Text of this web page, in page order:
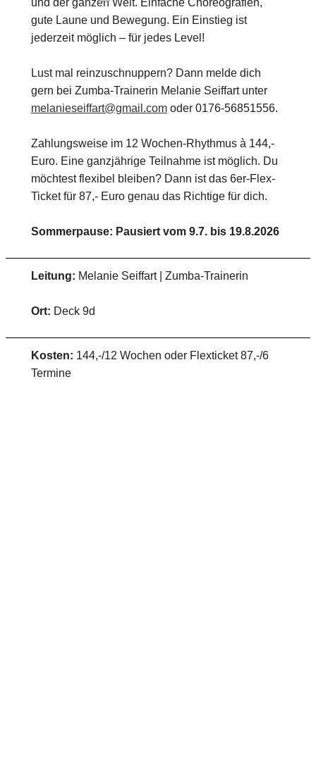
und der ganzen Welt. Einfache Choreografien,
gute Laune und Bewegung. Ein Einstieg ist
jederzeit möglich – für jedes Level!
Lust mal reinzuschnuppern? Dann melde dich
gern bei Zumba-Trainerin Melanie Seiffart unter
melanieseiffart@gmail.comoder 0176-56851556.
Zahlungsweise im 12 Wochen-Rhythmus à 144,-
Euro. Eine ganzjährige Teilnahme ist möglich. Du
möchtest flexibel bleiben? Dann ist das 6er-Flex-
Ticket für 87,- Euro genau das Richtige für dich.
Sommerpause: Pausiert vom 9.7. bis 19.8.2026
Leitung: Melanie Seiffart | Zumba-Trainerin
Ort: Deck 9d
Kosten: 144,-/12 Wochen oder Flexticket 87,-/6
Termine